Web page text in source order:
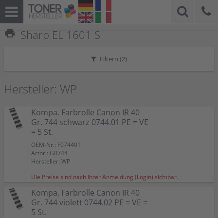
print Sharp EL 1601 S
Filtern (2)
Hersteller: WP
Kompa. Farbrolle Canon IR 40
Gr. 744 schwarz 0744.01 PE = VE
= 5 St.
OEM-Nr.: F074401
Artnr.: GR744
Hersteller: WP
Die Preise sind nach Ihrer Anmeldung (Login) sichtbar.
Kompa. Farbrolle Canon IR 40
Gr. 744 violett 0744.02 PE = VE =
5 St.